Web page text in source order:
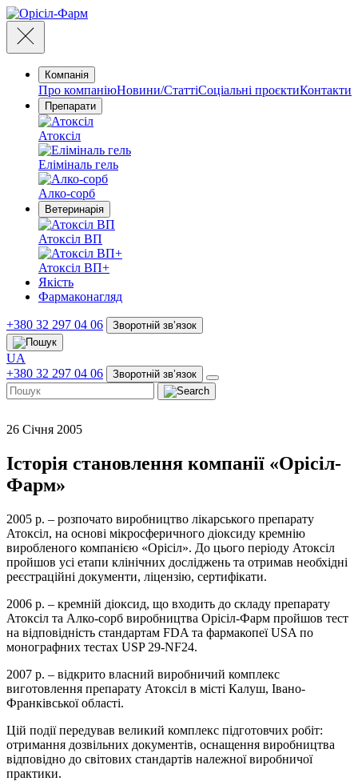
Компанія
Про компаніюНовини/СтаттіСоціальні проєктиКонтакти
Препарати
Атоксіл
Еліміналь гель
Алко-сорб
Ветеринарія
Атоксіл ВП
Атоксіл ВП+
Якість
Фармаконагляд
+380 32 297 04 06 Зворотній звʼязок
UA
+380 32 297 04 06
Зворотній звʼязок
26 Січня 2005
Історія становлення компанії «Орісіл-
Фарм»
2005 р. – розпочато виробництво лікарського препарату
Атоксіл, на основі мікросферичного діоксиду кремнію
виробленого компанією «Орісіл». До цього періоду Атоксіл
пройшов усі етапи клінічних досліджень та отримав необхідні
реєстраційні документи, ліцензію, сертифікати.
2006 р. – кремній діоксид, що входить до складу препарату
Атоксіл та Алко-сорб виробництва Орісіл-Фарм пройшов тест
на відповідність стандартам FDA та фармакопеї USA по
монографних тестах USP 29-NF24.
2007 р. – відкрито власний виробничий комплекс
виготовлення препарату Атоксіл в місті Калуш, Івано-
Франківської області.
Цій події передував великий комплекс підготовчих робіт:
отримання дозвільних документів, оснащення виробництва
відповідно до світових стандартів належної виробничої
практики.